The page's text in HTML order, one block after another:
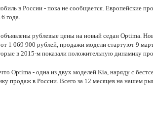
в России - пока не сообщается. Европейские
года.
рублевые цены на новый седан Optima.
1 069 900 рублей, продажи модели стартуют 9
в 2015-м показали положительную динамику
Optima - одна из двух моделей Kia, наряду с
продаж в России. Всего за 12 месяцев на нашем